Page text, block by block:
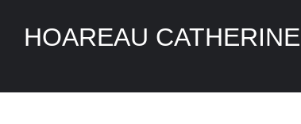
HOAREAU CATHERINE